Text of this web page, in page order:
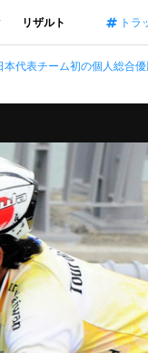
リザルト トラ
本代表チーム初の個人総合